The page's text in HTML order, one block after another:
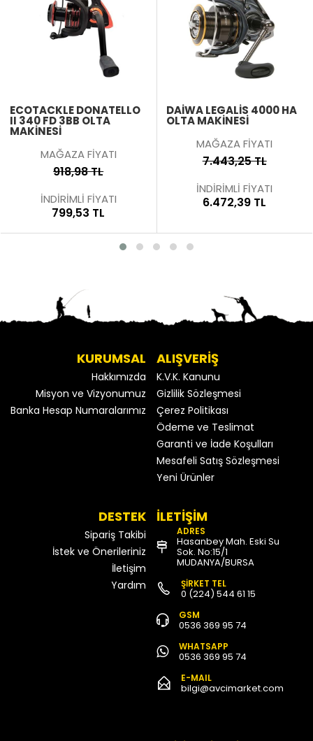
ECOTACKLE DONATELLO
II 340 FD 3BB OLTA
MAKINESI
MAĞAZA FİYATI
918,98 TL
İNDİRİMLİ FİYATI
799,53 TL
DAIWA LEGALIS 4000 HA
OLTA MAKINESI
MAĞAZA FİYATI
7.443,25 TL
İNDİRİMLİ FİYATI
6.472,39 TL
KURUMSAL
Hakkımızda
Misyon ve Vizyonumuz
Banka Hesap Numaralarımız
ALIŞVERİŞ
K.V.K. Kanunu
Gizlilik Sözleşmesi
Çerez Politikası
Ödeme ve Teslimat
Garanti ve İade Koşulları
Mesafeli Satış Sözleşmesi
Yeni Ürünler
DESTEK
Sipariş Takibi
İstek ve Önerileriniz
İletişim
Yardım
İLETİŞİM
ADRES
Hasanbey Mah. Eski Su
Sok. No:15/1
MUDANYA/BURSA
ŞİRKET TEL
0 (224) 544 61 15
GSM
0536 369 95 74
WHATSAPP
0536 369 95 74
E-MAIL
bilgi@avcimarket.com